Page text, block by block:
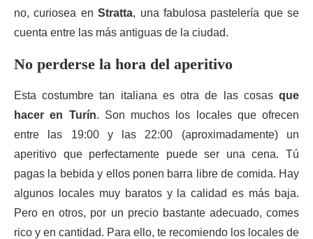
no, curiosea enStratta, una fabulosa pastelería que se
cuenta entre las más antiguas de la ciudad.
No perderse la hora del aperitivo
Esta costumbre tan italiana es otra de las cosas que
hacer en Turín. Son muchos los locales que ofrecen
entre las 19:00 y las 22:00 (aproximadamente) un
aperitivo que perfectamente puede ser una cena. Tú
pagas la bebida y ellos ponen barra libre de comida. Hay
algunos locales muy baratos y la calidad es más baja.
Pero en otros, por un precio bastante adecuado, comes
rico y en cantidad. Para ello, te recomiendo los locales de